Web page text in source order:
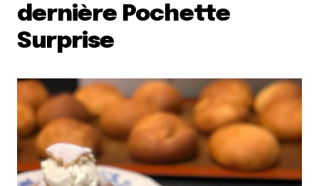
dernière Pochette
Surprise